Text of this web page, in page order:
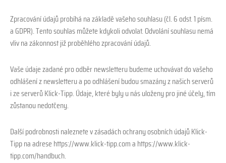
Zpracování údajů probíhá na základě vašeho souhlasu (čl. 6 odst. 1 písm.
a GDPR). Tento souhlas můžete kdykoli odvolat. Odvolání souhlasu nemá
vliv na zákonnost již proběhlého zpracování údajů.
Vaše údaje zadané pro odběr newsletteru budeme uchovávat do vašeho
odhlášení z newsletteru a po odhlášení budou smazány z našich serverů
i ze serverů Klick-Tipp. Údaje, které byly u nás uloženy pro jiné účely, tím
zůstanou nedotčeny.
Další podrobnosti naleznete v zásadách ochrany osobních údajů Klick-
Tipp na adrese https://www.klick-tipp.com a https://www.klick-
tipp.com/handbuch.